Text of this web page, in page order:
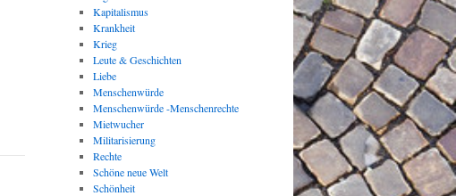
Kapitalismus
Krankheit
Krieg
Leute & Geschichten
Liebe
Menschenwürde
Menschenwürde -Menschenrechte
Mietwucher
Militarisierung
Rechte
Schöne neue Welt
Schönheit